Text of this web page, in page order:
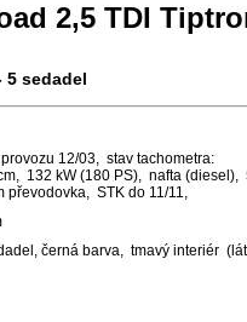
2,5 TDI
5 sedadel
12/03, stav tachometra:
132 kW (180 PS), nafta (diesel),
převodovka, STK do 11/11,
černá barva, tmavý interiér